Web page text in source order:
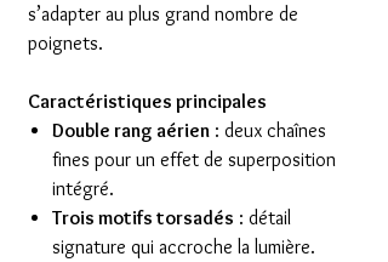
s’adapter au plus grand nombre de
poignets.
Caractéristiques principales
Double rang aérien : deux chaînes
fines pour un effet de superposition
intégré.
Trois motifs torsadés : détail
signature qui accroche la lumière.